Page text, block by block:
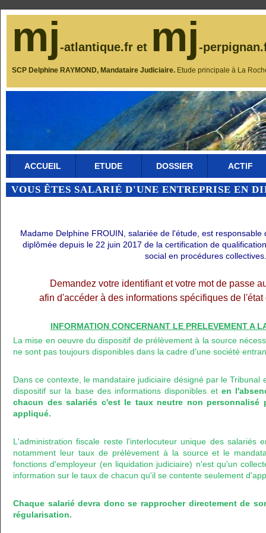
mj-atlantique.fr et mj-
SCP Delphine RAYMOND, Mandataire Judiciaire. Etude principale à La
ACCUEIL ETUDE DOSSIER ACTIF
VOUS ÊTES SALARIÉ D'UNE ENTREPRISE EN
Madame Delphine FROUIN, salariée de l'étude, est
diplômée depuis le 22 juin 2017 de la certification de
social en procédures collectives.
Demandez votre identifiant et votre mot de passe
afin d'accéder à des informations spécifiques de
INFORMATION CONCERNANT LE PRELEVEMENT A
La mise en oeuvre du dispositif de prélèvement à la source
ne sont pas toujours disponibles dans la cadre d'une société
Dans ce contexte, le mandataire judiciaire désigné par le Tribunal
dispositif sur la base des informations disponibles et en
chacun des salariés c'est le taux neutre non personnalisé
appliqué.
L'administration fiscale reste l'interlocuteur unique des salariés
notamment leur taux de prélèvement à la source et le
fonctions d'employeur (en liquidation judiciaire) n'est qu'un
information sur le taux de chacun qu'il se contente seulement
Chaque salarié devra donc se rapprocher directement de
régularisation.